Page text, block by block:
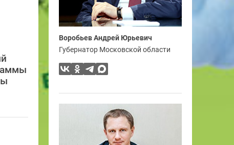
Воробьев Андрей Юрьевич
Губернатор Московской области